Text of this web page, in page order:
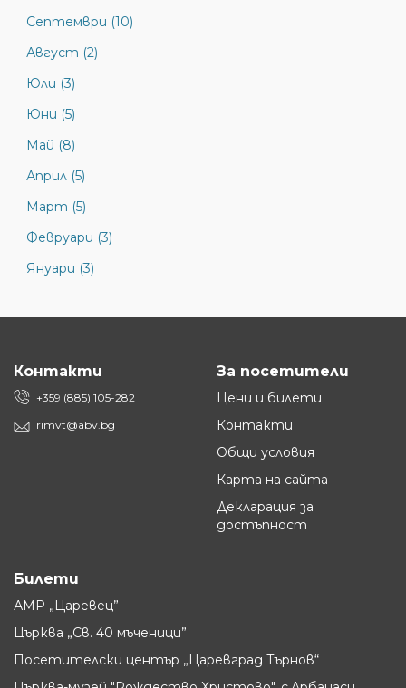
Септември (10)
Август (2)
Юли (3)
Юни (5)
Май (8)
Април (5)
Март (5)
Февруари (3)
Януари (3)
Контакти
+359 (885) 105-282
rimvt@abv.bg
За посетители
Цени и билети
Контакти
Общи условия
Карта на сайта
Декларация за
достъпност
Билети
АМР „Царевец”
Църква „Св. 40 мъченици”
Посетителски център „Царевград Търнов“